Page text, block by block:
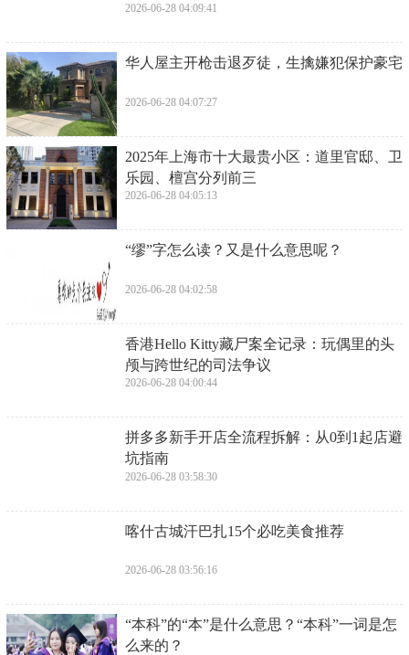
2026-06-28 04:09:41
​华人屋主开枪击退歹徒，生擒嫌犯保护豪宅
2026-06-28 04:07:27
​2025年上海市十大最贵小区：道里官邸、卫
乐园、檀宫分列前三
2026-06-28 04:05:13
​“缪”字怎么读？又是什么意思呢？
2026-06-28 04:02:58
​香港Hello Kitty藏尸案全记录：玩偶里的头
颅与跨世纪的司法争议
2026-06-28 04:00:44
​拼多多新手开店全流程拆解：从0到1起店避
坑指南
2026-06-28 03:58:30
​喀什古城汗巴扎15个必吃美食推荐
2026-06-28 03:56:16
​“本科”的“本”是什么意思？“本科”一词是怎
么来的？